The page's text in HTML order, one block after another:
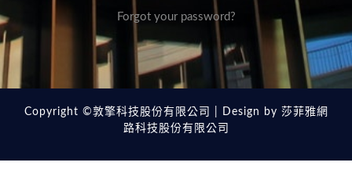
Forgot your password?
Copyright ©敦擎科技股份有限公司 | Design by 莎菲雅網
路科技股份有限公司